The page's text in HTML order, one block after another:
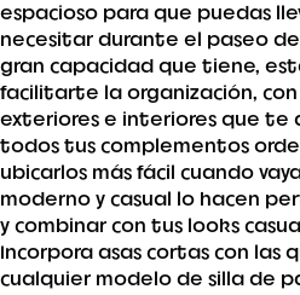
espacioso para que puedas
necesitar durante el paseo
gran capacidad que tiene,
facilitarte la organización, con
exteriores e interiores que te
todos tus complementos
ubicarlos más fácil cuando
moderno y casual lo hacen
y combinar con tus looks
Incorpora asas cortas con las
cualquier modelo de silla de